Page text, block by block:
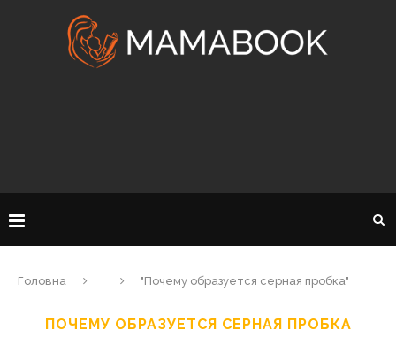
Головна "Почему образуется серная пробка"
ПОЧЕМУ ОБРАЗУЕТСЯ СЕРНАЯ ПРОБКА